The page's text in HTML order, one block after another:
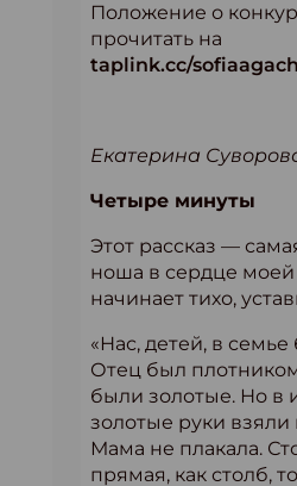
Положение о
прочитать на
taplink.cc/
Екатерина
Четыре минуты
Этот рассказ —
ноша в сердце
начинает тихо,
«Нас, детей, в
Отец был
были золотые. Но в
золотые руки взяли
Мама не плакала.
прямая, как столб,